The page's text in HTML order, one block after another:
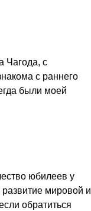
Чагода, с
с раннего
были моей
юбилеев у
мировой и
обратиться